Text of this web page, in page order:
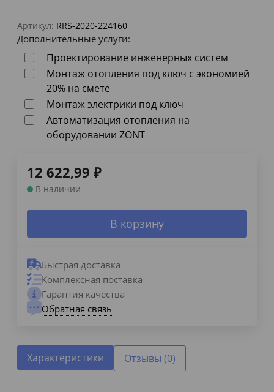
Артикул: RRS-2020-224160
Дополнительные услуги:
Проектирование инженерных систем
Монтаж отопления под ключ с экономией
20% на смете
Монтаж электрики под ключ
Автоматизация отопления на
оборудовании ZONT
12 622,99 ₽
В наличии
В корзину
Быстрая доставка
Комплексная поставка
Гарантия качества
Обратная связь
Характеристики Отзывы (0)